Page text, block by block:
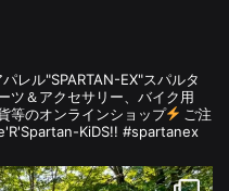
レル"SPARTAN-EX"スパルタ
ツ＆アクセサリー、バイク用
等のオンラインショップ
ご注
KiDS!! #spartanex